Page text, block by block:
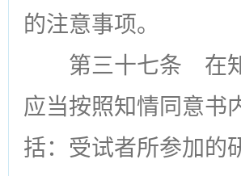
的注意事项。
第三十七条 在
应当按照知情同意书
括：受试者所参加的